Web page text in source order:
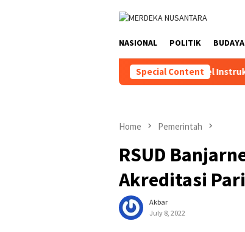
NASIONAL POLITIK BUDAYA
Special Content
DPD Partai Golkar Kalsel Instruksikan
Home Pemerintah
RSUD
Akreditasi
Akbar
July 8, 2022